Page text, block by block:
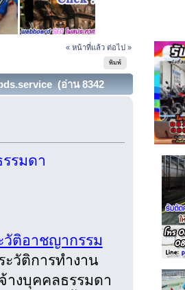
« หน้าที่แล้ว ต่อไป »
พิมพ์
(อ่าน 8342
รมดา
ติอาชญากรรม
วัติการทำงาน
งบุคคลธรรมดา